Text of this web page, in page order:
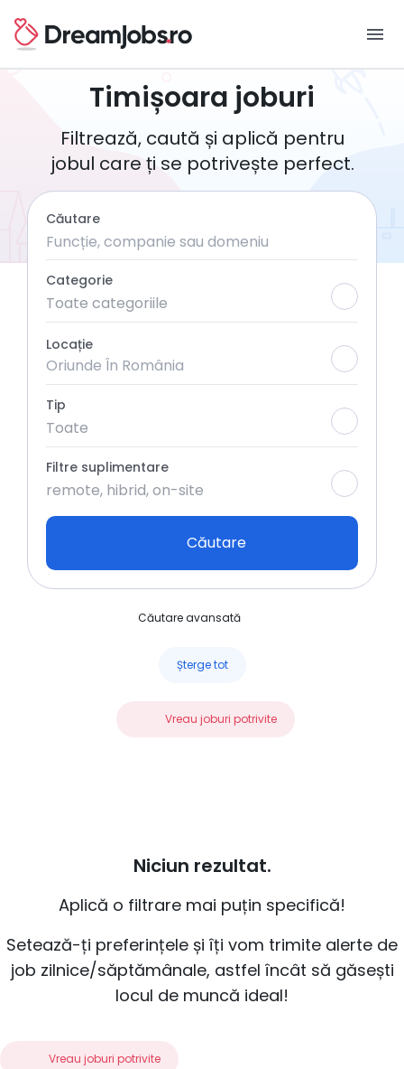
menu
Timișoara joburi
Filtrează, caută și aplică pentru
jobul care ți se potrivește perfect.
Căutare
Categorie
Toate categoriile
Locație
Tip
Toate
Filtre suplimentare
remote, hibrid, on-site
Căutare
Căutare avansată
Șterge tot
Vreau joburi potrivite
Niciun rezultat.
Aplică o filtrare mai puțin specifică!
Setează-ți preferințele și îți vom trimite alerte de
job zilnice/săptămânale, astfel încât să găsești
locul de muncă ideal!
Vreau joburi potrivite